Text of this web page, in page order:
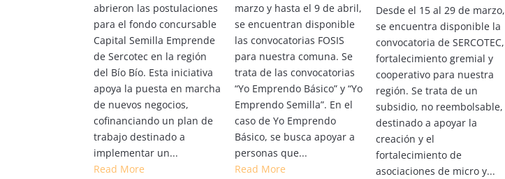
abrieron las postulaciones
para el fondo concursable
Capital Semilla Emprende
de Sercotec en la región
del Bío Bío. Esta iniciativa
apoya la puesta en marcha
de nuevos negocios,
cofinanciando un plan de
trabajo destinado a
implementar un...
Read More
marzo y hasta el 9 de abril,
se encuentran disponible
las convocatorias FOSIS
para nuestra comuna. Se
trata de las convocatorias
“Yo Emprendo Básico” y “Yo
Emprendo Semilla”. En el
caso de Yo Emprendo
Básico, se busca apoyar a
personas que...
Read More
Desde el 15 al 29 de marzo,
se encuentra disponible la
convocatoria de SERCOTEC,
fortalecimiento gremial y
cooperativo para nuestra
región. Se trata de un
subsidio, no reembolsable,
destinado a apoyar la
creación y el
fortalecimiento de
asociaciones de micro y...